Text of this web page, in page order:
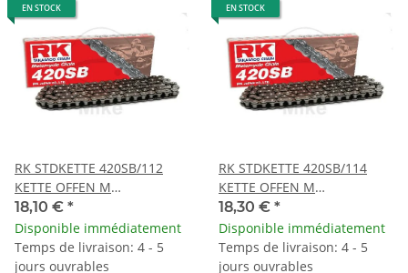
EN STOCK
RK STDKETTE 420SB/112
KETTE OFFEN M
CLIPSCHLOSS
18,10 € *
Disponible immédiatement
Temps de livraison: 4 - 5
jours ouvrables
EN STOCK
RK STDKETTE 420SB/114
KETTE OFFEN M
CLIPSCHLOSS
18,30 € *
Disponible immédiatement
Temps de livraison: 4 - 5
jours ouvrables